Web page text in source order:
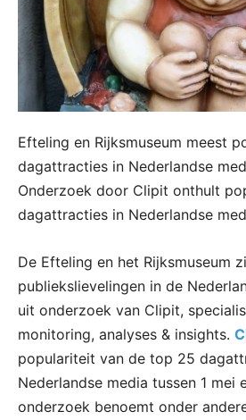
Efteling en Rijksmuseum meest
dagattracties in Nederlandse
Onderzoek door Clipit onthult
dagattracties in Nederlandse
De Efteling en het Rijksmuseum
publiekslievelingen in de
uit onderzoek van Clipit,
monitoring, analyses & insights.
populariteit van de top 25
Nederlandse media tussen 1 mei
onderzoek benoemt onder